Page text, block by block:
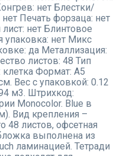
нет Блестки/
нет Печать форзаца: нет
нет Блинтовое
упаковка: нет Микс
да Металлизация:
листов: 48 Тип
Формат: А5
Вес с упаковкой: 0.12
м3. Штрихкод:
Monocolor. Blue в
Вид крепления –
48 листов, офсетная
выполнена из
ламинацией. Тетради